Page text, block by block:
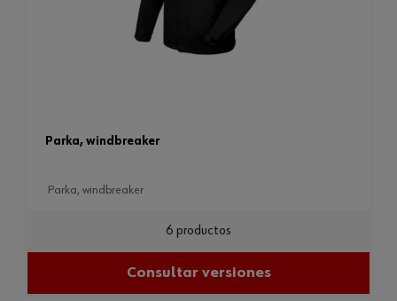
parka, windbreaker
parka, windbreaker
6 productos
Consultar versiones